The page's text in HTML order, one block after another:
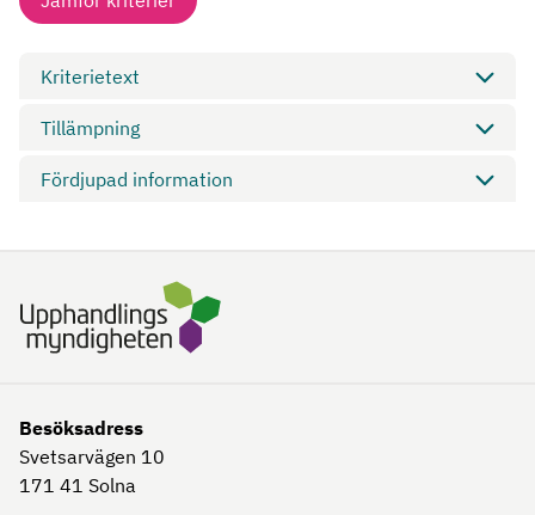
Kriterietext
Tillämpning
Fördjupad information
Besöksadress
Svetsarvägen 10
171 41 Solna